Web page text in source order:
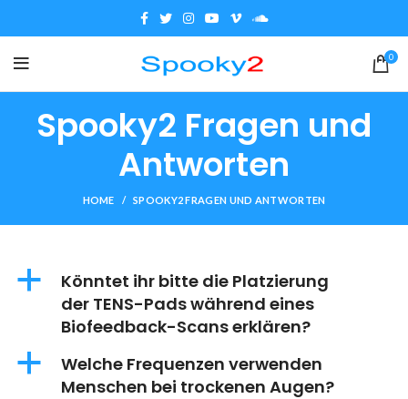
0
Spooky2 Fragen und
Antworten
HOME SPOOKY2 FRAGEN UND ANTWORTEN
a
Könntet ihr bitte die Platzierung
der TENS-Pads während eines
Biofeedback-Scans erklären?
a
Welche Frequenzen verwenden
Menschen bei trockenen Augen?